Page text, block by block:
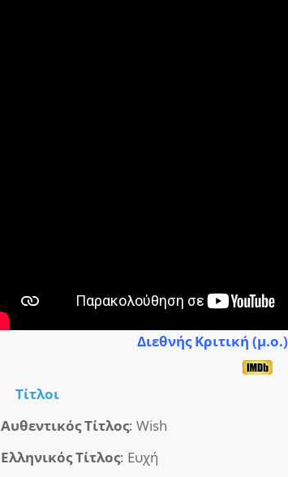
Διεθνής Κριτική (μ.ο.)
Τίτλοι
Αυθεντικός Τίτλος: Wish
Ελληνικός Τίτλος: Ευχή